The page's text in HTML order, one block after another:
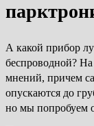
А какой прибор
беспроводной? На
мнений, причем
опускаются до
но мы попробуем